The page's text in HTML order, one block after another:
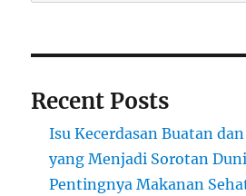
Recent Posts
Isu Kecerdasan Buatan
yang Menjadi Sorotan
Pentingnya Makanan